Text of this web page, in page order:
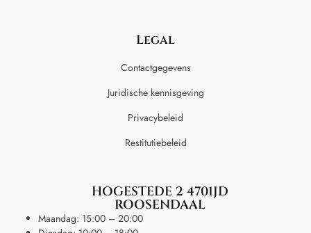
Legal
Contactgegevens
Juridische kennisgeving
Privacybeleid
Restitutiebeleid
HOGESTEDE 2 4701JD
ROOSENDAAL
Maandag: 15:00 – 20:00